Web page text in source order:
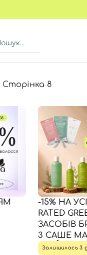
Всі
Всі
Всі
Всі
Всі
Всі
Всі
Сторінка 8
-15% НА
RATED
ЗАСОБІВ
3 САШЕ
Залишилось 3